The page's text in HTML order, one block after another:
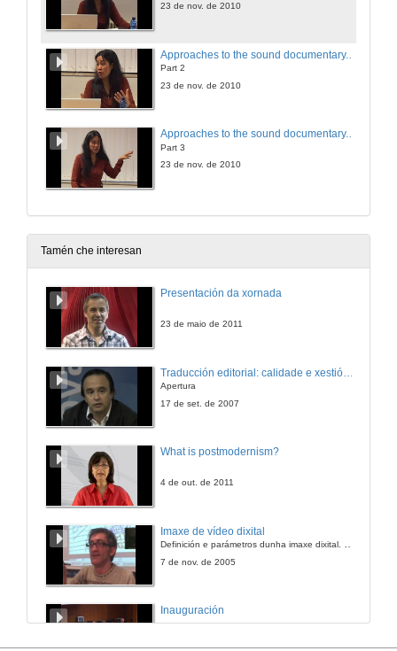
23 de nov. de 2010
Part 2
23 de nov. de 2010
Approaches to the sound documentary. Session 2
Part 3
23 de nov. de 2010
Tamén che interesan
Presentación da xornada
23 de maio de 2011
Apertura
17 de set. de 2007
What is postmodernism?
4 de out. de 2011
Imaxe de vídeo dixital
Definición e parámetros dunha imaxe dixital. Resolución e Aspecto. Profundidade da cor. Compresión. Frame por segundo. Entrelazado. Campos, cadros
7 de nov. de 2005
Inauguración